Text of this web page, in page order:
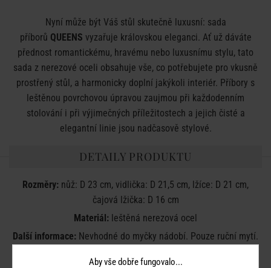
Nyní může být Váš stůl skutečně luxusní: sada
příborů QUEENS vyzařuje královskou eleganci. Ať už dáváte
přednost romantickému, hravému nebo luxusnímu stylu, tato
sada z nerezové oceli obsahuje vše, co potřebujete pro vkusně
prostřený stůl, a harmonicky doplní jakýkoli interiér. Příbory s
leštěnou povrchovou úpravou zaujmou při každodenním
stolování i při výjimečných příležitostech a jejich čisté a
elegantní linie jsou nadčasově stylové.
DETAILY PRODUKTU
Rozměry: nůž: D 23 cm, vidlička: D 21,5 cm, lžíce: D 21 cm,
čajová lžička: D 16 cm
Materiál: leštěná nerezová ocel
Další informace: Nevhodné do myčky nádobí. Pouze ruční mytí.
Aby vše dobře fungovalo...